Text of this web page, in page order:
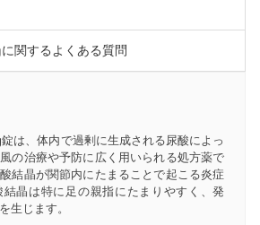
関するよくある質問
は、体内で過剰に生成される尿酸によっ
の治療や予防に広く用いられる処方薬で
結晶が関節内にたまることで起こる炎症
晶は特に足の親指にたまりやすく、発
生じます。